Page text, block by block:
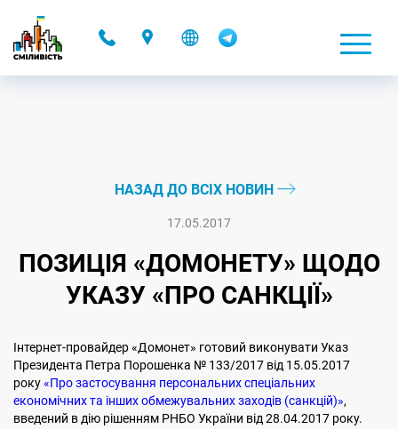
НАЗАД ДО ВСІХ НОВИН
17.05.2017
ПОЗИЦІЯ «ДОМОНЕТУ» ЩОДО
УКАЗУ «ПРО САНКЦІЇ»
Інтернет-провайдер «Домонет» готовий виконувати Указ
Президента Петра Порошенка № 133/2017 від 15.05.2017
року«Про застосування персональних спеціальних
економічних та інших обмежувальних заходів (санкцій)»,
введений в дію рішенням РНБО України від 28.04.2017 року.